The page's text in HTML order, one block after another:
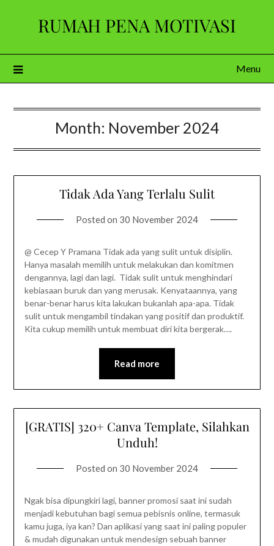
RUMAH PENA MOTIVASI
Menu
Month: November 2024
Tidak Ada Yang Terlalu Sulit
Posted on 30 November 2024
@ Cecep Y Pramana Tidak ada yang sulit untuk disiplin.
Hanya masalah memilih untuk melakukan dan komitmen
dengannya, lagi dan lagi. Tidak sulit untuk menghindari
kebiasaan buruk dan yang merusak. Kenyataannya, yang
benar-benar harus kita lakukan bukanlah apa-apa. Tidak
sulit untuk mengambil tindakan yang positif dan produktif.
Kita cukup memilih untuk membuat diri kita bergerak….
Read more
[GRATIS] 320+ Canva Template, Silahkan
Unduh!
Posted on 30 November 2024
Ngak bisa dipungkiri lagi, banner promosi saat ini sudah
menjadi kebutuhan bagi semua pebisnis online, termasuk
kamu juga, iya kan? Dan aplikasi yang saat ini paling populer
& mudah digunakan untuk mendesign sebuah banner